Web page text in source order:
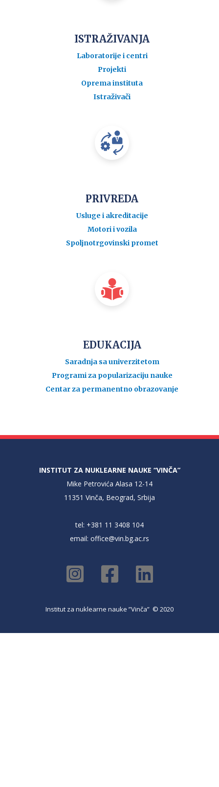
ISTRAŽIVANJA
Laboratorije i centri
Projekti
Oprema instituta
Istraživači
PRIVREDA
Usluge i akreditacije
Motori i vozila
Spoljnotrgovinski promet
EDUKACIJA
Saradnja sa univerzitetom
Programi za popularizaciju nauke
Centar za permanentno obrazovanje
INSTITUT ZA NUKLEARNE NAUKE “VINČA”
Mike Petrovića Alasa 12-14
11351 Vinča, Beograd, Srbija
tel: +381 11 3408 104
email: office@vin.bg.ac.rs
Institut za nuklearne nauke ”Vinča” © 2020